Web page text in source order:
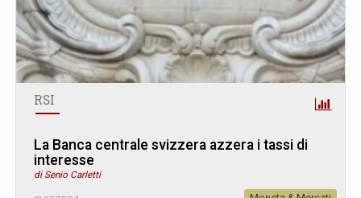
RSI
La Banca centrale svizzera azzera i tassi di
interesse
di Senio Carletti